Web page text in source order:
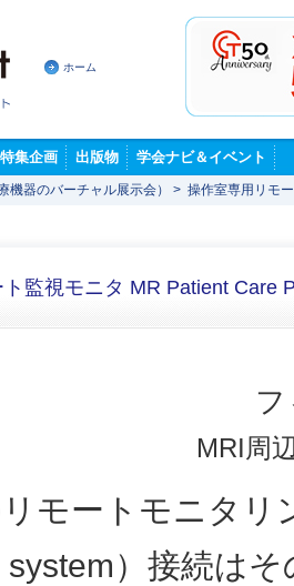
ホーム
特集企画 出版物 学会ナビ＆イベント
機器のバーチャル展示会） > 操作室専用リモ
監視モニタ MR Patient Care
MRI周
モートモニタリ
system）接続は